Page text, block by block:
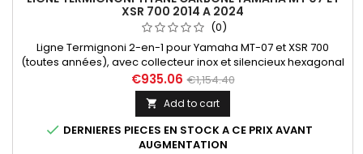
XSR 700 2014 A 2024
(0)
Ligne Termignoni 2-en-1 pour Yamaha MT-07 et XSR 700
(toutes années), avec collecteur inox et silencieux hexagonal
en titane et carbone. Système homologué EURO4 (avec
l'option catalyseur Y104CAT disponible séparément).
Compatible avec : Yamaha MT-07 (2014-2020, version Euro4)
et (2021-2024, version Euro5); Yamaha XSR 700 (2015-2021)
et (2020-2024,...
€935.06 €1,154.40
 Add to cart
 DERNIERES PIECES EN STOCK A CE PRIX AVANT
AUGMENTATION